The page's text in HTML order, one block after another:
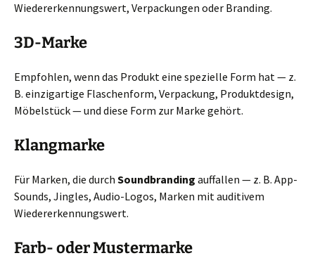
Wiedererkennungswert, Verpackungen oder Branding.
3D-Marke
Empfohlen, wenn das Produkt eine spezielle Form hat — z.
B. einzigartige Flaschenform, Verpackung, Produktdesign,
Möbelstück — und diese Form zur Marke gehört.
Klangmarke
Für Marken, die durch Soundbranding auffallen — z. B. App-
Sounds, Jingles, Audio-Logos, Marken mit auditivem
Wiedererkennungswert.
Farb- oder Mustermarke